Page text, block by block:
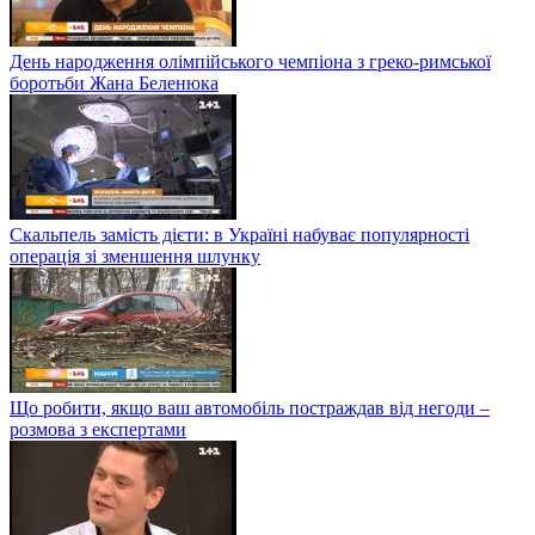
День народження олімпійського чемпіона з греко-римської
боротьби Жана Беленюка
Скальпель замість дієти: в Україні набуває популярності
операція зі зменшення шлунку
Що робити, якщо ваш автомобіль постраждав від негоди –
розмова з експертами